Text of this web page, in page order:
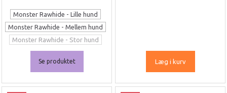
Monster Rawhide - Lille hund
Monster Rawhide - Mellem hund
Monster Rawhide - Stor hund
Se produktet Læg i kurv